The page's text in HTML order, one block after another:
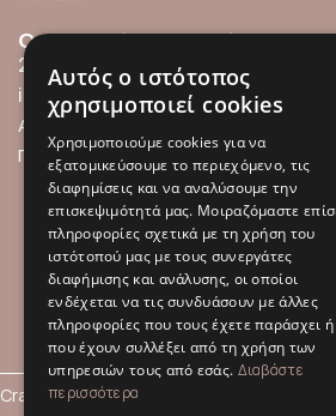
Contact info
211 0101119
info@millefleurs.gr
Αγίου Αλεξάνδρου 69,
Παλαιό Φάληρο
Find us
© 2026 Millefleurs | All
Όροι Χρήσης Πολιτική
Crafted with
by
Αυτός ο ιστότοπος
χρησιμοποιεί cookies
Χρησιμοποιούμε cookies για να
εξατομικεύσουμε το περιεχόμενο, τις
διαφημίσεις και να αναλύσουμε την
επισκεψιμότητά μας. Μοιραζόμαστε
πληροφορίες σχετικά με τη χρήση του
ιστότοπού μας με τους συνεργάτες
διαφήμισης και ανάλυσης, οι οποίοι
ενδέχεται να τις συνδυάσουν με άλλες
πληροφορίες που τους έχετε παράσχει ή
που έχουν συλλέξει από τη χρήση των
υπηρεσιών τους από εσάς. Διαβάστε
περισσότερα